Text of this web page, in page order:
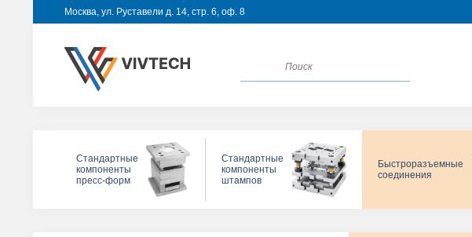
Москва, ул. Руставели д. 14, стр. 6, оф. 8
Стандартные
компоненты
пресс-форм
Стандартные
компоненты
штампов
Быстроразъемные
соединения